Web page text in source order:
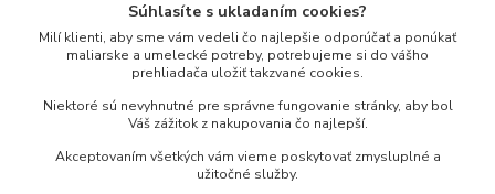
www.merkantil.sk
Pondelok-Piatok: 9.00-17.00hod.
objednavky@merkantil-obchod.sk
Súhlasíte s ukladaním cookies?
Milí klienti, aby sme vám vedeli čo najlepšie odporúčať a ponúkať
maliarske a umelecké potreby, potrebujeme si do vášho
prehliadača uložiť takzvané cookies.
Niektoré sú nevyhnutné pre správne fungovanie stránky, aby bol
Váš zážitok z nakupovania čo najlepší.
Akceptovaním všetkých vám vieme poskytovať zmysluplné a
užitočné služby.